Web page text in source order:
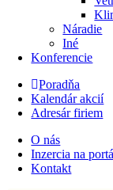
Náradie
Iné
Konferencie
Poradňa
Kalendár akcií
Adresár firiem
O nás
Inzercia na
Kontakt